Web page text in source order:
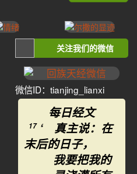
关注我们的微信
微信ID：tianjing_lianxi
每日经文
17 ‘ 真主说：在
末后的日子，
我要把我的